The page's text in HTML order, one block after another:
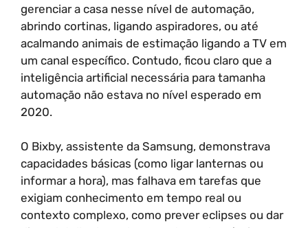
gerenciar a casa nesse nível de automação,
abrindo cortinas, ligando aspiradores, ou até
acalmando animais de estimação ligando a TV em
um canal específico. Contudo, ficou claro que a
inteligência artificial necessária para tamanha
automação não estava no nível esperado em
2020.
O Bixby, assistente da Samsung, demonstrava
capacidades básicas (como ligar lanternas ou
informar a hora), mas falhava em tarefas que
exigiam conhecimento em tempo real ou
contexto complexo, como prever eclipses ou dar